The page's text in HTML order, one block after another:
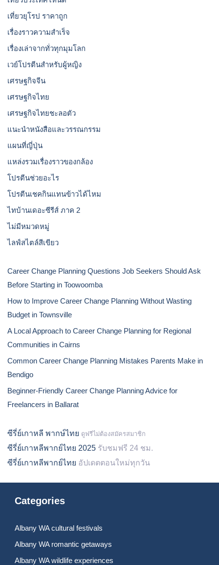
เที่ยวยุโรป ราคาถูก
เรื่องราวความสำเร็จ
เรื่องเล่าจากทั่วทุกมุมโลก
เวย์โปรตีนสำหรับผู้หญิง
เศรษฐกิจจีน
เศรษฐกิจไทย
เศรษฐกิจไทยชะลอตัว
แนะนำหนังสือและวรรณกรรม
แผนที่ญี่ปุ่น
แหล่งรวมเรื่องราวของกล้อง
โปรตีนช่วยอะไร
โปรตีนเชคกินแทนข้าวได้ไหม
ไทบ้านเดอะซีรีส์ ภาค 2
ไม่มีหมวดหมู่
ไลฟ์สไตล์สีเขียว
Career Change Planning Questions Job Seekers Should Ask
Before Starting in Toowoomba
How to Improve Career Change Planning Without Wasting
Budget in Townsville
A Local Approach to Career Change Planning for Regional
Communities in Cairns
Common Career Change Planning Mistakes Parents Make in
Bendigo
Beginner-Friendly Career Change Planning Advice for
Freelancers in Ballarat
ซีรี่ย์เกาหลี พากษ์ไทย ดูฟรีไม่ต้องสมัครสมาชิก
ซีรี่ย์เกาหลีพากย์ไทย 2025 รับชมฟรี 24 ชม.
ซีรี่ย์เกาหลีพากย์ไทย อัปเดตตอนใหม่ทุกวัน
Categories
Albany WA cultural festivals
Albany WA romantic getaways
Albany WA wildlife experiences